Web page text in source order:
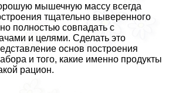
мышечную массу всегда
тщательно выверенного
полностью совпадать с
и целями. Сделать это
основ построения
и того, какие именно продукты
рацион.